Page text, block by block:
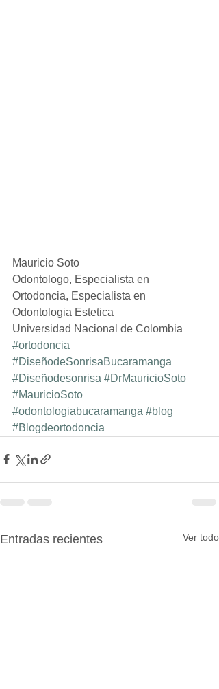
Mauricio Soto
Odontologo, Especialista en
Ortodoncia, Especialista en
Odontologia Estetica
Universidad Nacional de Colombia
#ortodoncia
#DiseñodeSonrisaBucaramanga
#Diseñodesonrisa #DrMauricioSoto
#MauricioSoto
#odontologiabucaramanga #blog
#Blogdeortodoncia
Entradas recientes Ver todo